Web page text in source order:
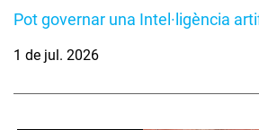
Pot governar una Intel·ligència
1 de jul. 2026